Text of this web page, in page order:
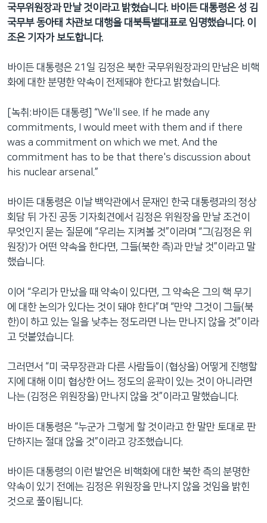
동
검
색
로
이
국무위원장과 만날 것이라고 밝혔습니다. 바이든 대통령은 성 김
국무부 동아태 차관보 대행을 대북특별대표로 임명했습니다. 이
조은 기자가 보도합니다.
바이든 대통령은 21일 김정은 북한 국무위원장과의 만남은 비핵
화에 대한 분명한 약속이 전제돼야 한다고 밝혔습니다.
[녹취:바이든 대통령] “We'll see. If he made any
commitments, I would meet with them and if there
was a commitment on which we met. And the
commitment has to be that there's discussion about
his nuclear arsenal.”
바이든 대통령은 이날 백악관에서 문재인 한국 대통령과의 정상
회담 뒤 가진 공동 기자회견에서 김정은 위원장을 만날 조건이
무엇인지 묻는 질문에 “우리는 지켜볼 것”이라며 “그(김정은 위
원장)가 어떤 약속을 한다면, 그들(북한 측)과 만날 것”이라고 말
했습니다.
이어 “우리가 만났을 때 약속이 있다면, 그 약속은 그의 핵 무기
에 대한 논의가 있다는 것이 돼야 한다”며 “만약 그것이 그들(북
한)이 하고 있는 일을 낮추는 정도라면 나는 만나지 않을 것”이라
고 덧붙였습니다.
그러면서 “미 국무장관과 다른 사람들이 (협상을) 어떻게 진행할
지에 대해 이미 협상한 어느 정도의 윤곽이 있는 것이 아니라면
나는 (김정은 위원장을) 만나지 않을 것”이라고 말했습니다.
바이든 대통령은 “누군가 그렇게 할 것이라고 한 말만 토대로 판
단하지는 절대 않을 것”이라고 강조했습니다.
바이든 대통령의 이런 발언은 비핵화에 대한 북한 측의 분명한
약속이 있기 전에는 김정은 위원장을 만나지 않을 것임을 밝힌
것으로 풀이됩니다.